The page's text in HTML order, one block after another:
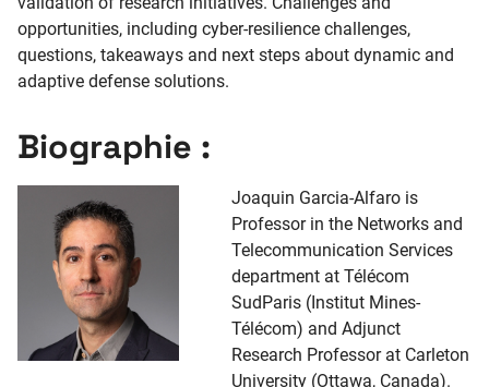
opportunities, including cyber-resilience challenges,
questions, takeaways and next steps about dynamic and
adaptive defense solutions.
Biographie :
Joaquin Garcia-Alfaro is
Professor in the Networks and
Telecommunication Services
department at Télécom
SudParis (Institut Mines-
Télécom) and Adjunct
Research Professor at Carleton
University (Ottawa, Canada).